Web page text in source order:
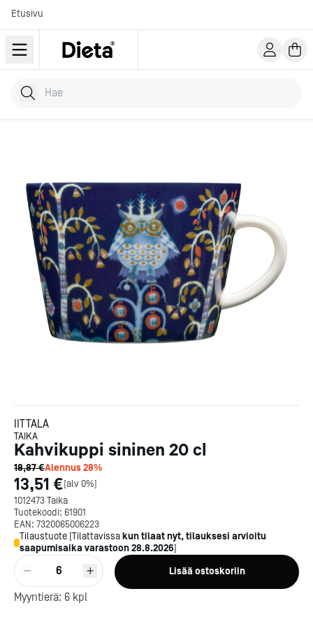
Etusivu
Hae tuotteita
Kirjoita hakusana...
IITTALA
TAIKA
Kahvikuppi sininen 20 cl
18,87 €Alennus28%
13,51 €[alv 0%]
1012473 Taika
Tuotekoodi: 61901
EAN: 7320065006223
Tilaustuote [Tilattavissa kun tilaat nyt, tilauksesi arvioitu
saapumisaika varastoon28.8.2026]
6 Lisää ostoskoriin
Myyntierä: 6 kpl
Kotipizza on vuonna 1987
perustettu yritys, jolla on yli
300 ravintolaa eri puolella
Suomea. Dieta on tehnyt